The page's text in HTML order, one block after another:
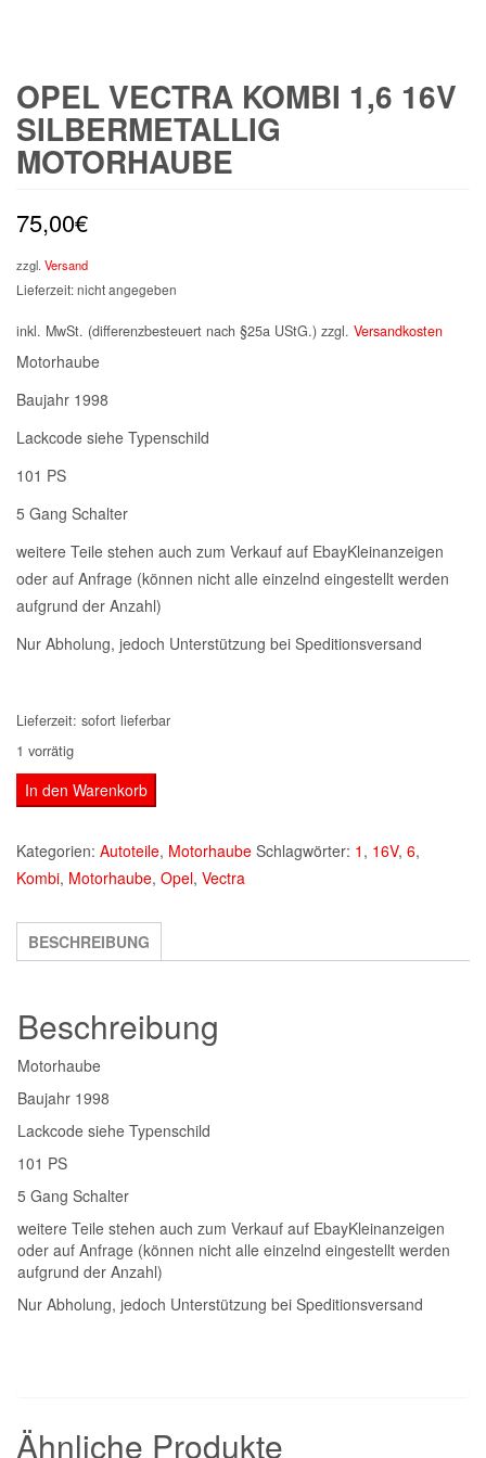
OPEL VECTRA KOMBI 1,6 16V
SILBERMETALLIG
MOTORHAUBE
75,00€
zzgl. Versand
Lieferzeit: nicht angegeben
inkl. MwSt. (differenzbesteuert nach §25a UStG.) zzgl. Versandkosten
Motorhaube
Baujahr 1998
Lackcode siehe Typenschild
101 PS
5 Gang Schalter
weitere Teile stehen auch zum Verkauf auf EbayKleinanzeigen
oder auf Anfrage (können nicht alle einzelnd eingestellt werden
aufgrund der Anzahl)
Nur Abholung, jedoch Unterstützung bei Speditionsversand
Lieferzeit: sofort lieferbar
1 vorrätig
Opel
Vectra
silbermetallig
Motorhaube
In den Warenkorb
Kategorien: Autoteile, Motorhaube Schlagwörter: 1 , 16V, 6,
Kombi, Motorhaube, Opel, Vectra
BESCHREIBUNG
Beschreibung
Motorhaube
Baujahr 1998
Lackcode siehe Typenschild
101 PS
5 Gang Schalter
weitere Teile stehen auch zum Verkauf auf EbayKleinanzeigen
oder auf Anfrage (können nicht alle einzelnd eingestellt werden
aufgrund der Anzahl)
Nur Abholung, jedoch Unterstützung bei Speditionsversand
Ähnliche Produkte